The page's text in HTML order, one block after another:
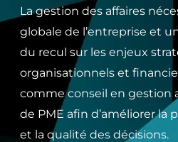
La gestion des affaires
globale de l’entreprise et
du recul sur les enjeux
organisationnels et
comme conseil en gestion
de PME afin d’améliorer la
et la qualité des décisions.